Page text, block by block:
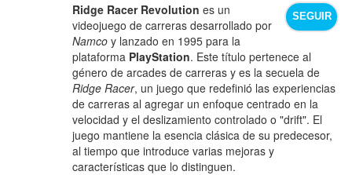
SEGUIR
Ridge Racer Revolution es un
videojuego de carreras desarrollado por
Namco y lanzado en 1995 para la
plataforma PlayStation. Este título pertenece al
género de arcades de carreras y es la secuela de
Ridge Racer, un juego que redefinió las experiencias
de carreras al agregar un enfoque centrado en la
velocidad y el deslizamiento controlado o "drift". El
juego mantiene la esencia clásica de su predecesor,
al tiempo que introduce varias mejoras y
características que lo distinguen.